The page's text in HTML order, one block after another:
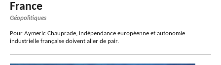
France
Géopolitiques
Pour Aymeric Chauprade, indépendance européenne et autonomie
industrielle française doivent aller de pair.